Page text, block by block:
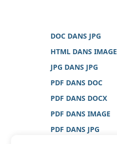
DOC DANS JPG
HTML DANS IMAGE
JPG DANS JPG
PDF DANS DOC
PDF DANS DOCX
PDF DANS IMAGE
PDF DANS JPG